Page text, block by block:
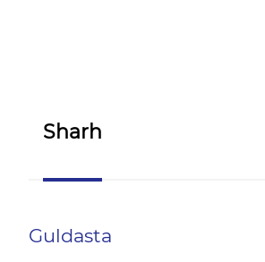
Sharh
Guldasta